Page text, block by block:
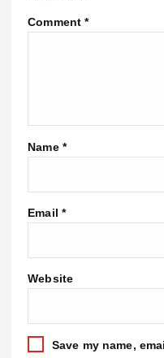
Comment*
Name *
Email *
Website
Save my name,